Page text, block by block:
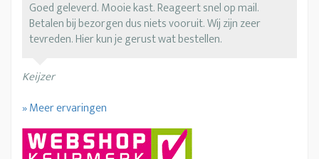
Goed geleverd. Mooie kast. Reageert snel op mail.
Betalen bij bezorgen dus niets vooruit. Wij zijn zeer
tevreden. Hier kun je gerust wat bestellen.
Keijzer
» Meer ervaringen